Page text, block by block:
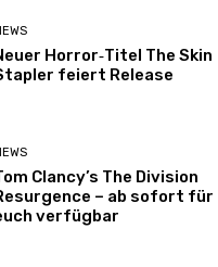
Horror‑Titel The Skin
feiert Release
Clancy’s The Division
– ab sofort für
verfügbar